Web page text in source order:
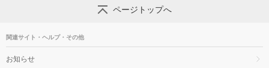
ページトップへ
関連サイト・ヘルプ・その他
お知らせ